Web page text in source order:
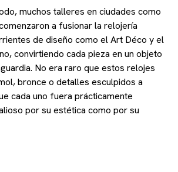
muchos talleres en ciudades como
a fusionar la relojería
de diseño como el Art Déco y el
convirtiendo cada pieza en un objeto
No era raro que estos relojes
bronce o detalles esculpidos a
cada uno fuera prácticamente
por su estética como por su